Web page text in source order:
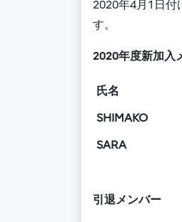
2020年4月1日付
す。
2020年度新加入
氏名
SHIMAKO
SARA
引退メンバー